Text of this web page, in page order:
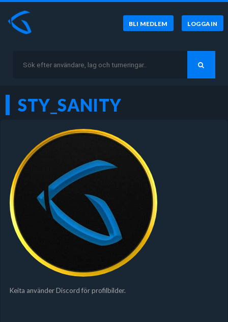
BLI MEDLEM LOGGA IN
STY_SANITY
Keita använder Discord för profilbilder.